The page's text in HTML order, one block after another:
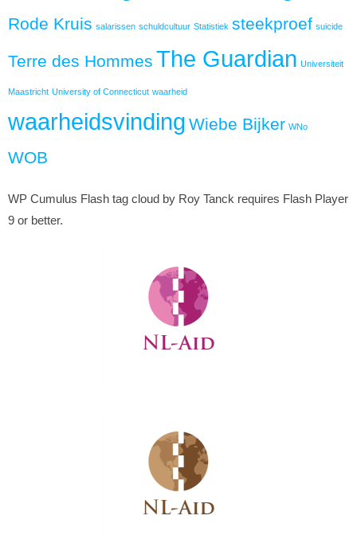
Rode Kruis salarissen schuldcultuur Statistiek steekproef suicide
Terre des Hommes The Guardian Universiteit
Maastricht University of Connecticut waarheid
waarheidsvinding Wiebe Bijker WNo
WOB
WP Cumulus Flash tag cloud by Roy Tanck requires Flash Player
9 or better.